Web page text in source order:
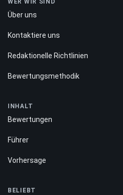
WER WIR SIND
Über uns
Kontaktiere uns
Redaktionelle Richtlinien
Bewertungsmethodik
INHALT
Bewertungen
Führer
Vorhersage
BELIEBT